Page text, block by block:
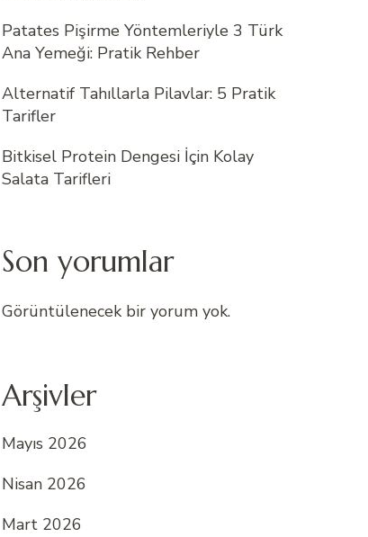
Patates Pişirme Yöntemleriyle 3 Türk
Ana Yemeği: Pratik Rehber
Alternatif Tahıllarla Pilavlar: 5 Pratik
Tarifler
Bitkisel Protein Dengesi İçin Kolay
Salata Tarifleri
Son yorumlar
Görüntülenecek bir yorum yok.
Arşivler
Mayıs 2026
Nisan 2026
Mart 2026